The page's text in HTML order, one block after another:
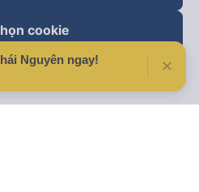
Nguyên ngay! ✕
cookie
chối